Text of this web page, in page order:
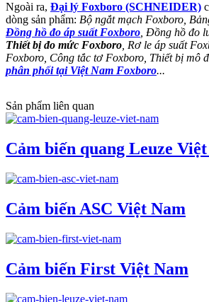
Ngoài ra, Đại lý Foxboro (SCHNEIDER)
dòng sản phẩm: Bộ ngắt mạch Foxboro,
Đồng hồ đo áp suất Foxboro , Đồng hồ đo
Thiết bị đo mức Foxboro , Rơ le áp suất
Foxboro, Công tắc tơ Foxboro, Thiết bị mô
phân phối tại Việt Nam Foxboro...
Sản phẩm liên quan
Cảm biến quang Leuze
Cảm biến ASC Việt Nam
Cảm biến First Việt Nam